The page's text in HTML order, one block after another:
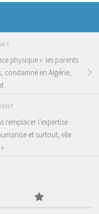
physique »: les parents
condamné en Algérie,
remplacer l’expertise
et surtout, elle